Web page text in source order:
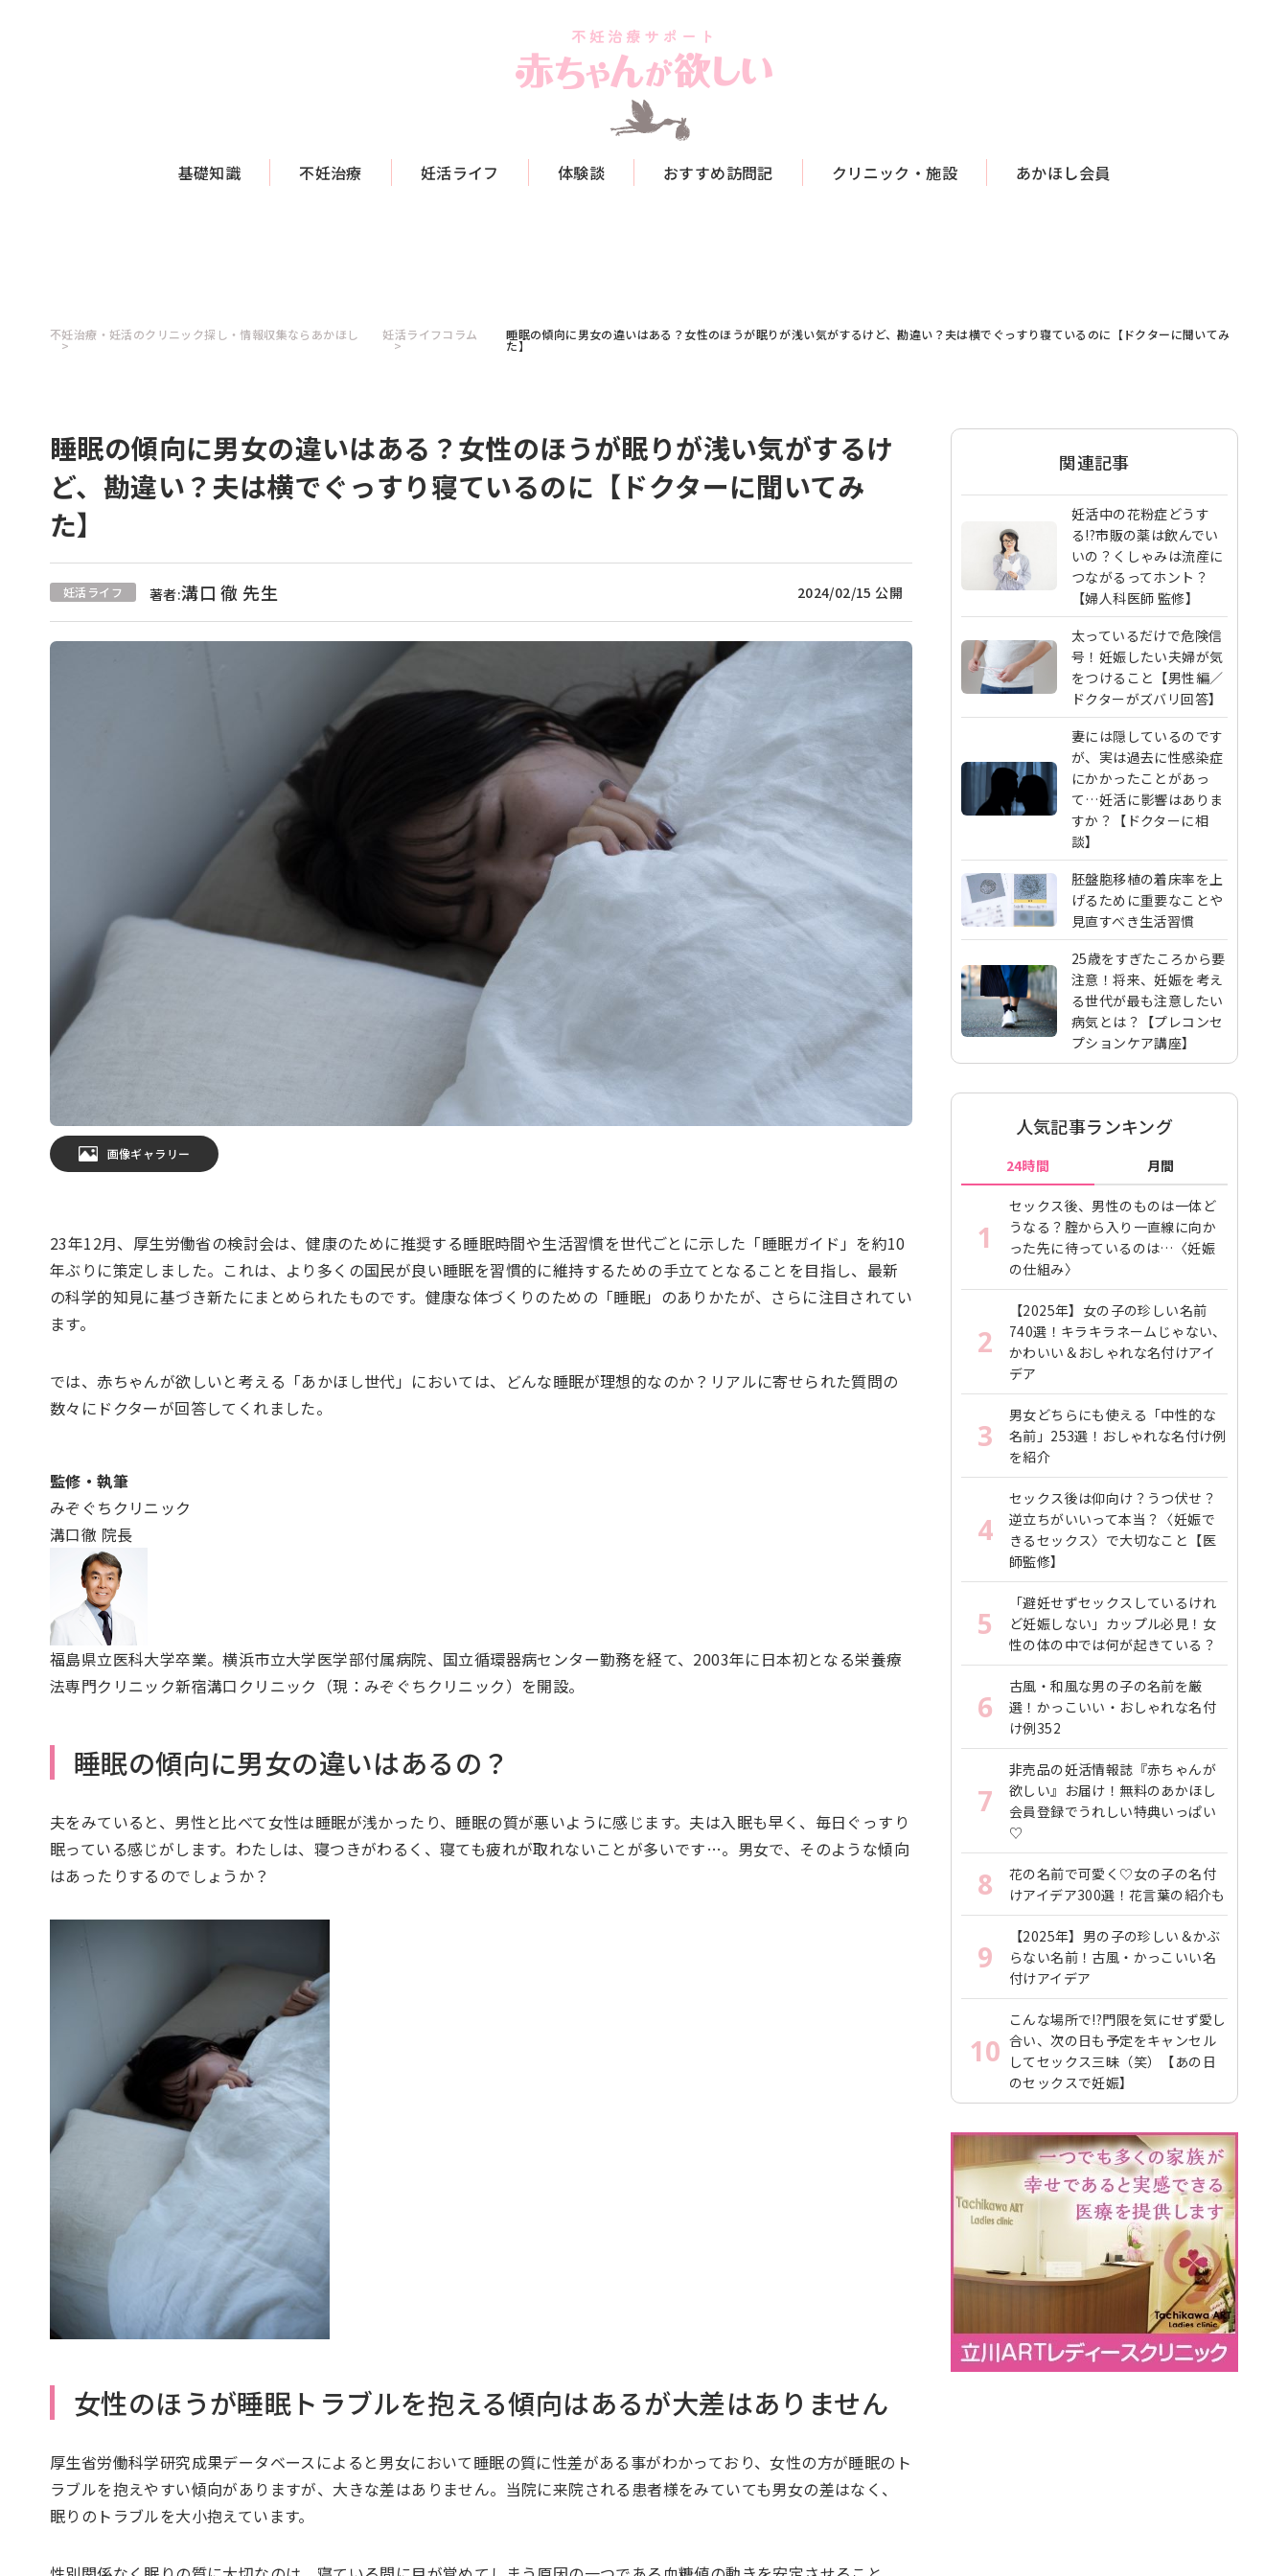
基礎知識 不妊治療 妊活ライフ 体験談 おすすめ訪問記 クリニック・施設 あかほし会員
不妊治療・妊活のクリニック探し・情報収集ならあかほし 妊活ライフコラム 睡眠の傾向に男女の違いはある？女性のほうが眠りが浅い気がするけど、勘違い？夫は横でぐっすり寝ているのに【ドクターに聞いてみ
た】
睡眠の傾向に男女の違いはある？女性のほうが眠りが浅い気がするけ
ど、勘違い？夫は横でぐっすり寝ているのに【ドクターに聞いてみ
た】
妊活ライフ 著者:溝口 徹 先生 2024/02/15 公開
画像ギャラリー
23年12月、厚生労働省の検討会は、健康のために推奨する睡眠時間や生活習慣を世代ごとに示した「睡眠ガイド」を約10
年ぶりに策定しました。これは、より多くの国民が良い睡眠を習慣的に維持するための手立てとなることを目指し、最新
の科学的知見に基づき新たにまとめられたものです。健康な体づくりのための「睡眠」のありかたが、さらに注目されてい
ます。
では、赤ちゃんが欲しいと考える「あかほし世代」においては、どんな睡眠が理想的なのか？リアルに寄せられた質問の
数々にドクターが回答してくれました。
監修・執筆
みぞぐちクリニック
溝口徹 院長
福島県立医科大学卒業。横浜市立大学医学部付属病院、国立循環器病センター勤務を経て、2003年に日本初となる栄養療
法専門クリニック新宿溝口クリニック（現：みぞぐちクリニック）を開設。
睡眠の傾向に男女の違いはあるの？
夫をみていると、男性と比べて女性は睡眠が浅かったり、睡眠の質が悪いように感じます。夫は入眠も早く、毎日ぐっすり
眠っている感じがします。わたしは、寝つきがわるく、寝ても疲れが取れないことが多いです…。男女で、そのような傾向
はあったりするのでしょうか？
女性のほうが睡眠トラブルを抱える傾向はあるが大差はありません
厚生省労働科学研究成果データベースによると男女において睡眠の質に性差がある事がわかっており、女性の方が睡眠のト
ラブルを抱えやすい傾向がありますが、大きな差はありません。当院に来院される患者様をみていても男女の差はなく、
眠りのトラブルを大小抱えています。
関連記事
妊活中の花粉症どうす
る!?市販の薬は飲んでい
いの？くしゃみは流産に
つながるってホント？
【婦人科医師 監修】
太っているだけで危険信
号！妊娠したい夫婦が気
をつけること【男性編／
ドクターがズバリ回答】
妻には隠しているのです
が、実は過去に性感染症
にかかったことがあっ
て…妊活に影響はありま
すか？【ドクターに相
談】
胚盤胞移植の着床率を上
げるために重要なことや
見直すべき生活習慣
25歳をすぎたころから要
注意！将来、妊娠を考え
る世代が最も注意したい
病気とは？【プレコンセ
プションケア講座】
人気記事ランキング
24時間 月間
1
セックス後、男性のものは一体ど
うなる？腟から入り一直線に向か
った先に待っているのは…〈妊娠
の仕組み〉
2
【2025年】女の子の珍しい名前
740選！キラキラネームじゃない、
かわいい＆おしゃれな名付けアイ
デア
3
男女どちらにも使える「中性的な
名前」253選！おしゃれな名付け例
を紹介
4
セックス後は仰向け？うつ伏せ？
逆立ちがいいって本当？〈妊娠で
きるセックス〉で大切なこと【医
師監修】
5
「避妊せずセックスしているけれ
ど妊娠しない」カップル必見！女
性の体の中では何が起きている？
6
古風・和風な男の子の名前を厳
選！かっこいい・おしゃれな名付
け例352
7
非売品の妊活情報誌『赤ちゃんが
欲しい』お届け！無料のあかほし
会員登録でうれしい特典いっぱい
♡
8
花の名前で可愛く♡女の子の名付
けアイデア300選！花言葉の紹介も
9
【2025年】男の子の珍しい＆かぶ
らない名前！古風・かっこいい名
付けアイデア
10
こんな場所で!?門限を気にせず愛し
合い、次の日も予定をキャンセル
してセックス三昧（笑）【あの日
のセックスで妊娠】